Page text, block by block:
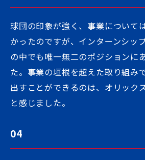
球団の印象が強く、事業について
かったのですが、インターンシッ
の中でも唯一無二のポジションに
た。事業の垣根を超えた取り組み
出すことができるのは、オリック
と感じました。
04